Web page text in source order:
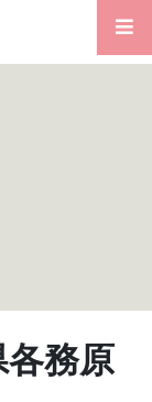
務原